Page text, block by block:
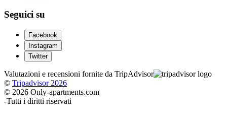
Seguici su
Facebook
Instagram
Twitter
Valutazioni e recensioni fornite da TripAdvisor
© Tripadvisor 2026
© 2026 Only-apartments.com
-Tutti i diritti riservati